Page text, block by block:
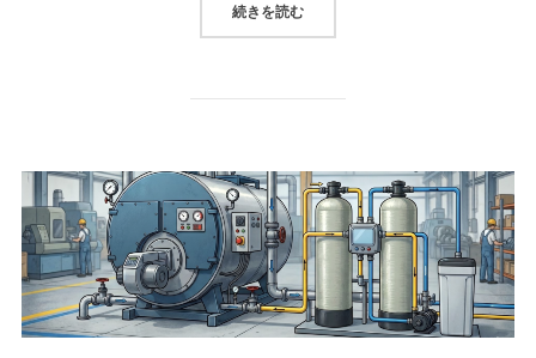
続きを読む“イオン交換樹脂の「現地交換」対